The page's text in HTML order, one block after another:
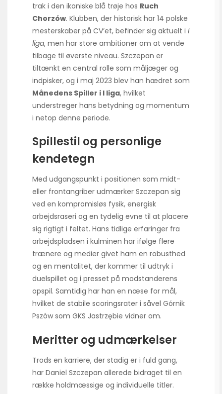
trak i den ikoniske blå trøje hos Ruch
Chorzów. Klubben, der historisk har 14 polske
mesterskaber på CV’et, befinder sig aktuelt i I
liga, men har store ambitioner om at vende
tilbage til øverste niveau. Szczepan er
tiltænkt en central rolle som måljæger og
indpisker, og i maj 2023 blev han hædret som
Månedens Spiller i I liga, hvilket
understreger hans betydning og momentum
i netop denne periode.
Spillestil og personlige
kendetegn
Med udgangspunkt i positionen som midt-
eller frontangriber udmærker Szczepan sig
ved en kompromisløs fysik, energisk
arbejdsraseri og en tydelig evne til at placere
sig rigtigt i feltet. Hans tidlige erfaringer fra
arbejdspladsen i kulminen har ifølge flere
trænere og medier givet ham en robusthed
og en mentalitet, der kommer til udtryk i
duelspillet og i presset på modstanderens
opspil. Samtidig har han en næse for mål,
hvilket de stabile scoringsrater i såvel Górnik
Pszów som GKS Jastrzębie vidner om.
Meritter og udmærkelser
Trods en karriere, der stadig er i fuld gang,
har Daniel Szczepan allerede bidraget til en
række holdmæssige og individuelle titler.